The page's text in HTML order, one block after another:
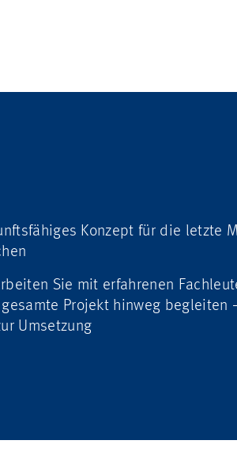
Konzept für die letzte
Sie mit erfahrenen
Projekt hinweg begleiten
Umsetzung